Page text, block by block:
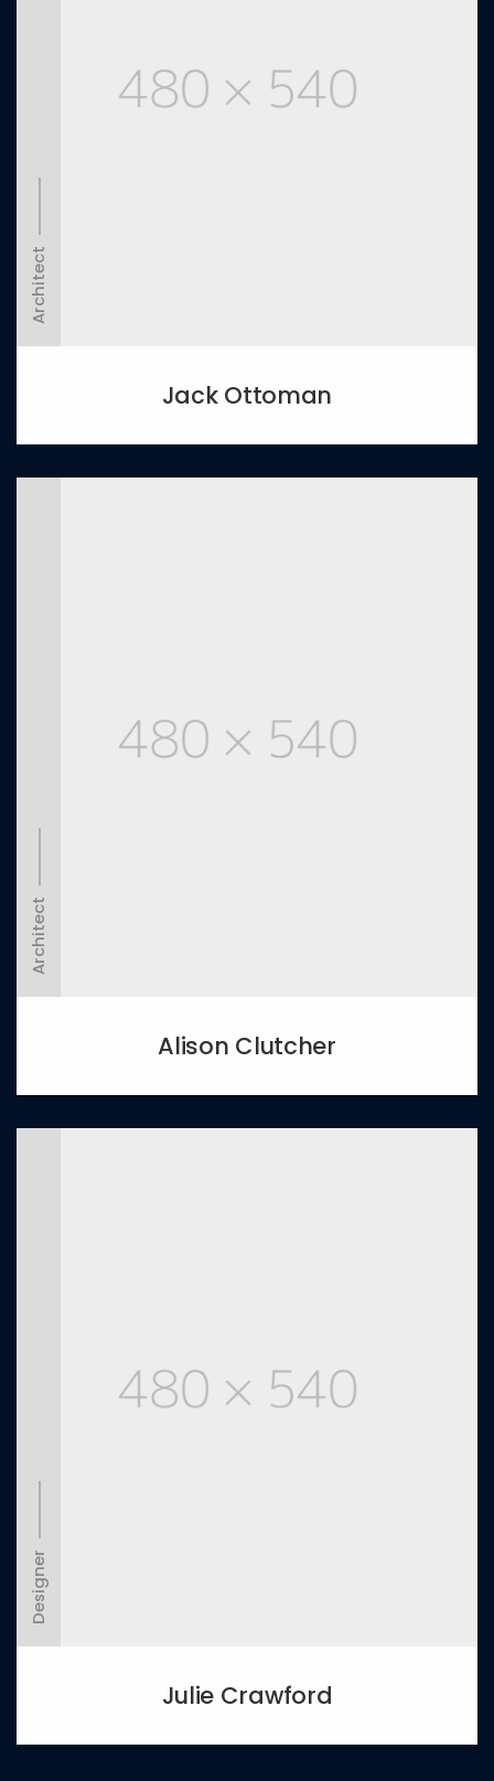
Architect
Jack Ottoman
Architect
Alison Clutcher
Designer
Julie Crawford